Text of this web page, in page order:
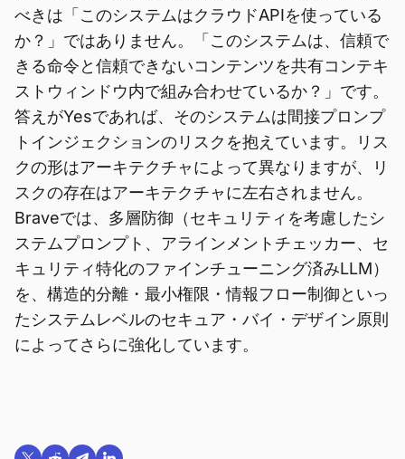
べきは「このシステムはクラウドAPIを使っている
か？」ではありません。「このシステムは、信頼で
きる命令と信頼できないコンテンツを共有コンテキ
ストウィンドウ内で組み合わせているか？」です。
答えがYesであれば、そのシステムは間接プロンプ
トインジェクションのリスクを抱えています。リス
クの形はアーキテクチャによって異なりますが、リ
スクの存在はアーキテクチャに左右されません。
Braveでは、多層防御（セキュリティを考慮したシ
ステムプロンプト、アラインメントチェッカー、セ
キュリティ特化のファインチューニング済みLLM）
を、構造的分離・最小権限・情報フロー制御といっ
たシステムレベルのセキュア・バイ・デザイン原則
によってさらに強化しています。